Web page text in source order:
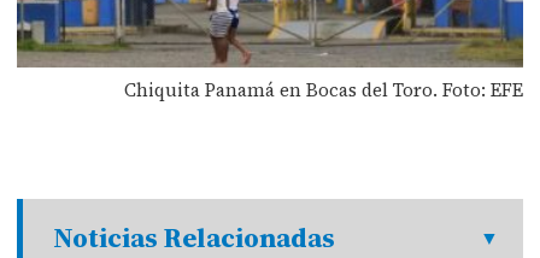
Chiquita Panamá en Bocas del Toro. Foto: EFE
Noticias Relacionadas